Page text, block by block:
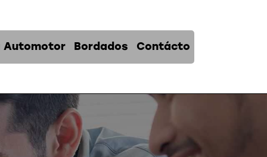
Automotor Bordados Contácto